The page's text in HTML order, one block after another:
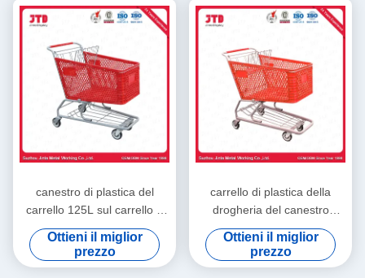
canestro di plastica del
carrello 125L sul carrello a
quattro ruote del ODM delle
ruote
Ottieni il miglior
prezzo
carrello di plastica della
drogheria del canestro
ISO9001 del carrello 180L
con le ruote
Ottieni il miglior
prezzo